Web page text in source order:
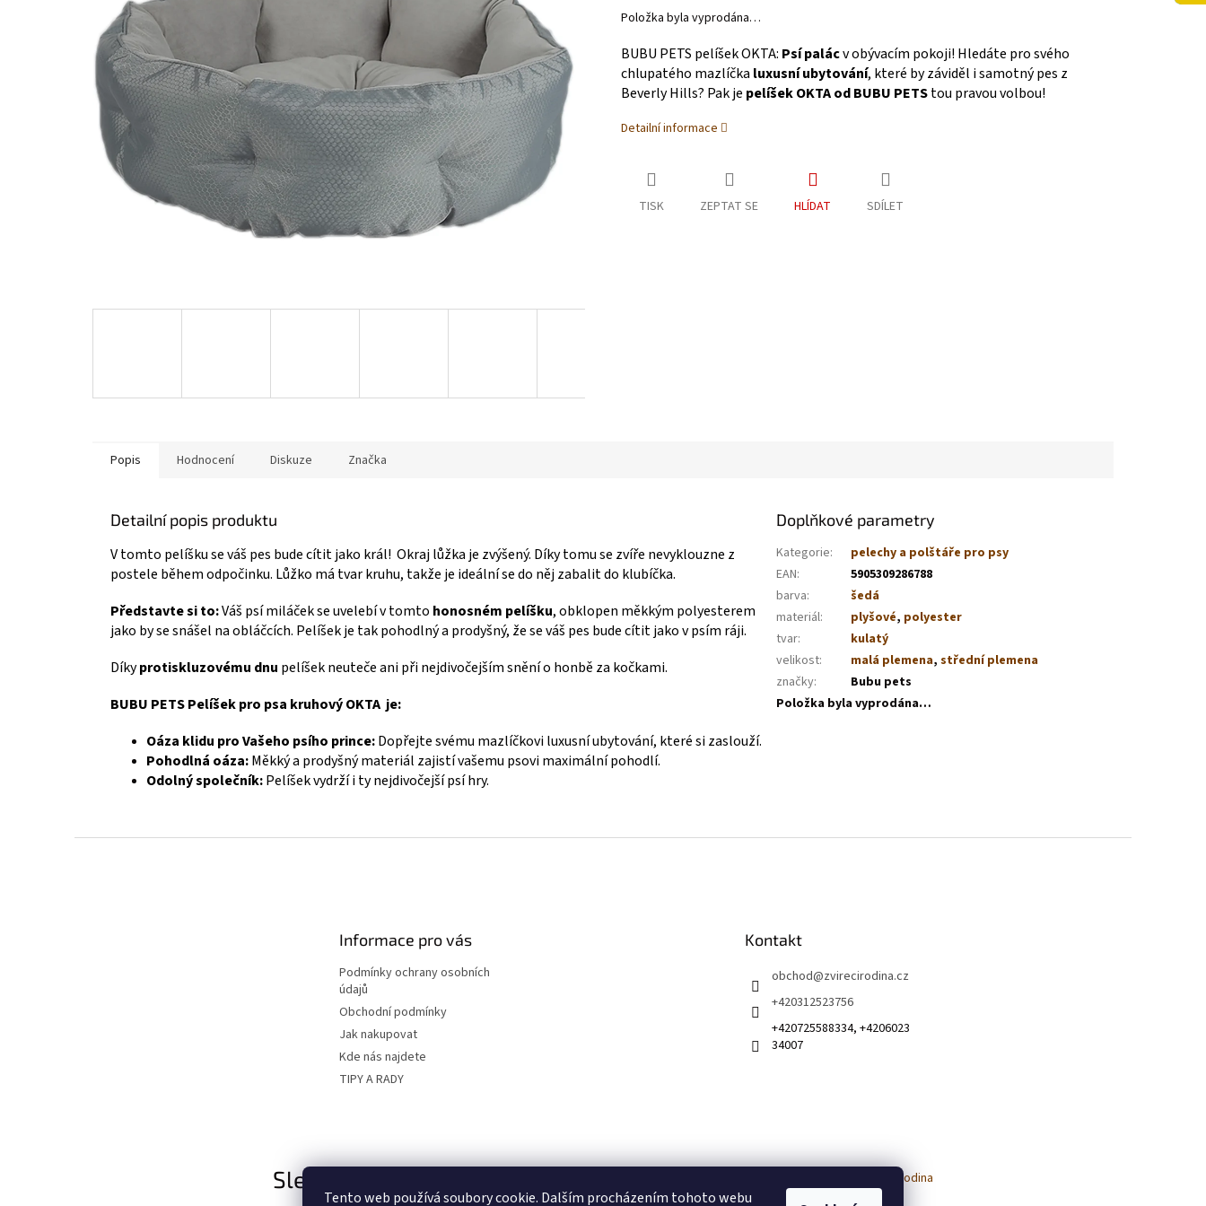
Tento web používá soubory cookie. Dalším procházením tohoto webu
Položka byla vyprodána…
BUBU PETS pelíšek OKTA: Psí palácv obývacím pokoji! Hledáte pro svého
chlupatého mazlíčka luxusní ubytování, které by záviděl i samotný pes z
Beverly Hills? Pak je pelíšek OKTA od BUBU PETStou pravou volbou!
Detailní informace
TISK ZEPTAT SE HLÍDAT SDÍLET
Popis Hodnocení Diskuze Značka
Detailní popis produktu
V tomto pelíšku se váš pes bude cítit jako král! Okraj lůžka je zvýšený. Díky tomu se zvíře nevyklouzne z
postele během odpočinku. Lůžko má tvar kruhu, takže je ideální se do něj zabalit do klubíčka.
Představte si to:Váš psí miláček se uvelebí v tomto honosném pelíšku, obklopen měkkým polyesterem
jako by se snášel na obláčcích. Pelíšek je tak pohodlný a prodyšný, že se váš pes bude cítit jako v psím ráji.
Díkyprotiskluzovému dnu pelíšek neuteče ani při nejdivočejším snění o honbě za kočkami.
BUBU PETS Pelíšek pro psa kruhový OKTA je:
Oáza klidu pro Vašeho psího prince:Dopřejte svému mazlíčkovi luxusní ubytování, které si zaslouží.
Pohodlná oáza:Měkký a prodyšný materiál zajistí vašemu psovi maximální pohodlí.
Odolný společník:Pelíšek vydrží i ty nejdivočejší psí hry.
Doplňkové parametry
Kategorie:
pelechy a polštáře pro psy
EAN:
5905309286788
barva:
šedá
materiál: plyšové, polyester
tvar:
kulatý
velikost: malá plemena,střední plemena
značky:
Bubu pets
Položka byla vyprodána…
Informace pro vás
Podmínky ochrany osobních
údajů
Obchodní podmínky
Jak nakupovat
Kde nás najdete
TIPY A RADY
Kontakt
obchod@zvirecirodina.cz
+420312523756
+420725588334, +4206023
34007
Sledujte nás na sociálních sítích